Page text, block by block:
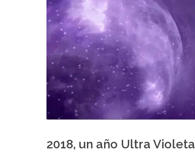
2018, un año Ultra Violeta